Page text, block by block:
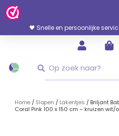
Ga
Naar
Inhoud
🖤 Snelle en persoonlijke
Home / Slapen / Lakentjes / Briljant
Coral Pink 100 x 150 cm – kruizen wit/